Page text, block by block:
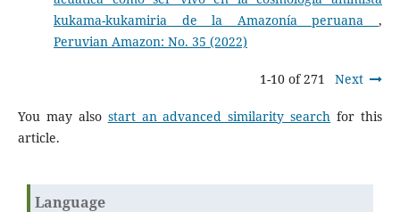
kukama-kukamiria de la Amazonía peruana,
Peruvian Amazon: No. 35 (2022)
1-10 of 271 Next
You may also start an advanced similarity search for this
article.
Language